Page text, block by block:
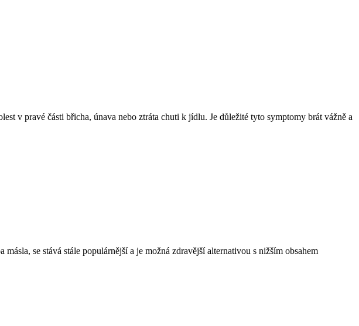
v pravé části břicha, únava nebo ztráta chuti k jídlu. Je důležité tyto symptomy brát vážně a
se stává stále populárnější a je možná zdravější alternativou s nižším obsahem